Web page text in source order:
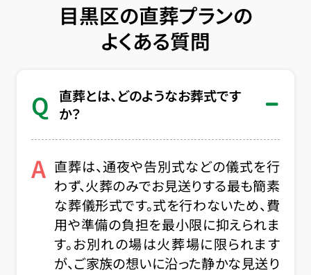
目黒区の直葬プランの
よくある質問
Q
直葬とは、どのようなお葬式です
か？
A 直葬は、通夜や告別式などの儀式を行
わず、火葬のみでお見送りする最も簡素
な葬儀形式です。式を行わないため、費
用や準備の負担を最小限に抑えられま
す。お別れの場は火葬場に限られます
が、ご家族の想いに沿った静かな見送り